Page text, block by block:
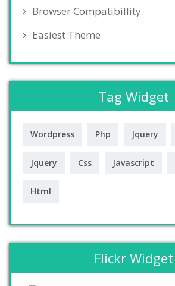
Browser Compatibillity
Easiest Theme
Tag Widget
Wordpress Php Jquery
Jquery Css Javascript
Html
Flickr Widget